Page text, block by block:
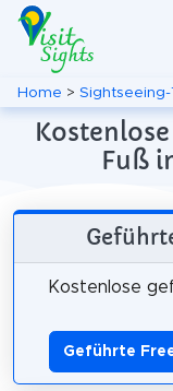
Home >
Fuß
Kostenlose
Geführte